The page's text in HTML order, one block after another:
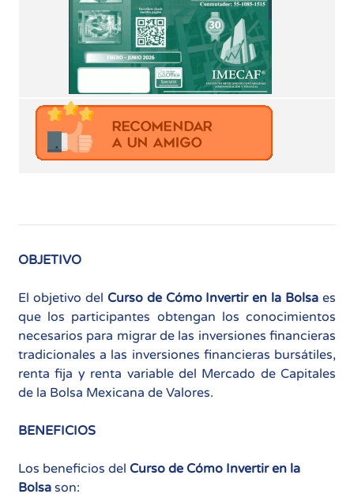
OBJETIVO
El objetivo del Curso de Cómo Invertir en la Bolsa es
que los participantes obtengan los conocimientos
necesarios para migrar de las inversiones financieras
tradicionales a las inversiones financieras bursátiles,
renta fija y renta variable del Mercado de Capitales
de la Bolsa Mexicana de Valores.
BENEFICIOS
Los beneficios del Curso de Cómo Invertir en la
Bolsa son: